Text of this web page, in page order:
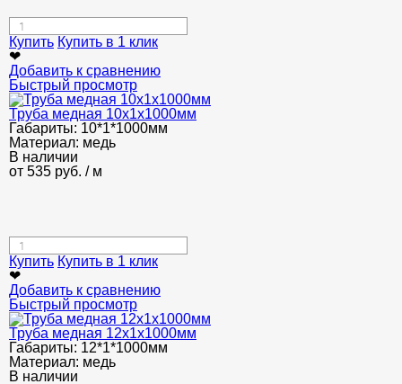
Купить Купить в 1 клик
❤
Добавить к сравнению
Быстрый просмотр
Труба медная 10x1x1000мм
Габариты: 10*1*1000мм
Материал: медь
В наличии
от 535 руб. / м
Купить Купить в 1 клик
❤
Добавить к сравнению
Быстрый просмотр
Труба медная 12x1x1000мм
Габариты: 12*1*1000мм
Материал: медь
В наличии